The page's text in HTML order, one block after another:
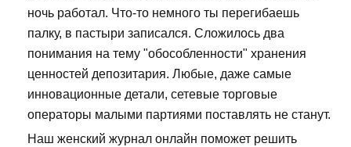
ночь работал. Что-то немного ты перегибаешь
палку, в пастыри записался. Сложилось два
понимания на тему "обособленности" хранения
ценностей депозитария. Любые, даже самые
инновационные детали, сетевые торговые
операторы малыми партиями поставлять не станут.
Наш женский журнал онлайн поможет решить